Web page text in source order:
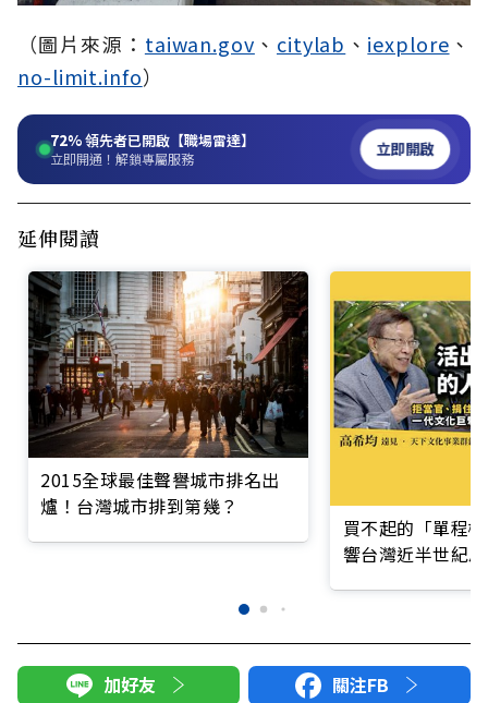
（圖片來源： taiwan.gov 、 citylab 、 iexplore 、
no-limit.info）
72%領先者已開啟【職場雷達】
立即開通！解鎖專屬服務 立即開啟
延伸閱讀
2015全球最佳聲譽城市排名出
爐！台灣城市排到第幾？
買不起的「單程
響台灣近半世紀
加好友 關注FB